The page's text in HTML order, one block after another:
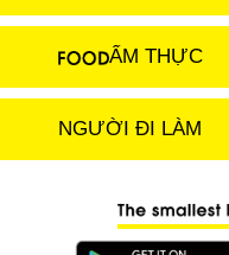
ẨM THỰC
NGƯỜI ĐI LÀM